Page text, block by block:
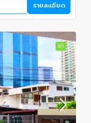
รายละเอียด
เช่า